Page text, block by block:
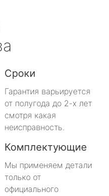
Сроки
Гарантия варьируется
от полугода до 2-х лет
смотря какая
неисправность.
Комплектующие
Мы применяем детали
только от
официального